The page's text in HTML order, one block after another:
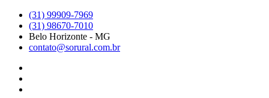
para
conteúdo
(31) 99909-7969
(31) 98670-7010
Belo Horizonte - MG
contato@sorural.com.br